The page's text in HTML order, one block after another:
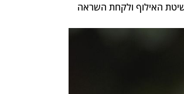
האילוף ולקחת השראה